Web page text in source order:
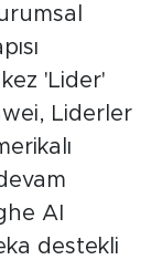
'Lider'
Liderler
AI
destekli